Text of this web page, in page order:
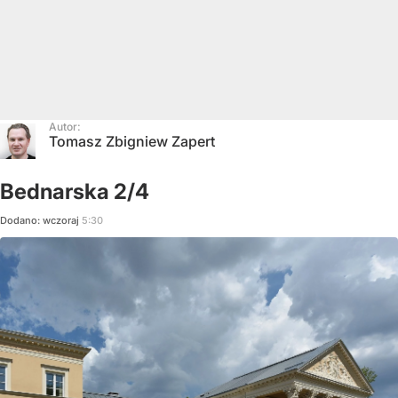
Autor:
Tomasz Zbigniew Zapert
Bednarska 2/4
Dodano: wczoraj 5:30